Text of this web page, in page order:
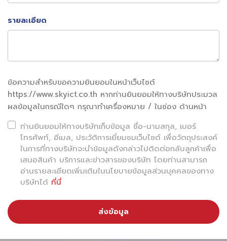
เพราะเทคโนโลยีนั้นสามารถขับเคลื่อนเศรษฐกิจของประเทศ
รายละเอียด
ข้อความสำหรับขอความยินยอมในหน้าเว็บไซต์
https://www.skyict.co.th หากท่านยินยอมให้ทางบริษัทประมวล
ผลข้อมูลในกรณีใดๆ กรุณาทำเครื่องหมาย / ในช่อง ด้านหน้า
ท่านยินยอมให้ทางบริษัทเก็บข้อมูล ชื่อ-นามสกุล, เบอร์
โทรศัพท์, อีเมล, ประวัติการเยี่ยมชมเว็บไซต์ เพื่อวัตถุประสงค์
ในการที่ทางบริษัทจะนำข้อมูลดังกล่าวไปติดต่อกลับลูกค้าเพื่อ
เสนอสินค้า บริการและข่าวสารของบริษัท โดยท่านสามารถ
อ่านรายละเอียดเพิ่มเติมในนโยบายข้อมูลส่วนบุคคลของทาง
บริษัทได้ ที่นี่
ส่งข้อมูล